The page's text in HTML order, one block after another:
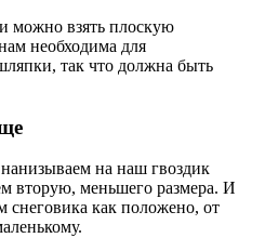
можно взять плоскую
необходима для
так что должна быть
на наш гвоздик
вторую, меньшего размера. И
как положено, от